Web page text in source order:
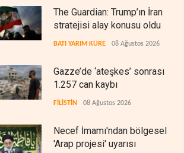
The Guardian: Trump’ın İran
stratejisi alay konusu oldu
BATI YARIM KÜRE 08 Ağustos 2026
Gazze’de ‘ateşkes’ sonrası
1.257 can kaybı
FİLİSTİN 08 Ağustos 2026
Necef İmamı'ndan bölgesel
'Arap projesi' uyarısı